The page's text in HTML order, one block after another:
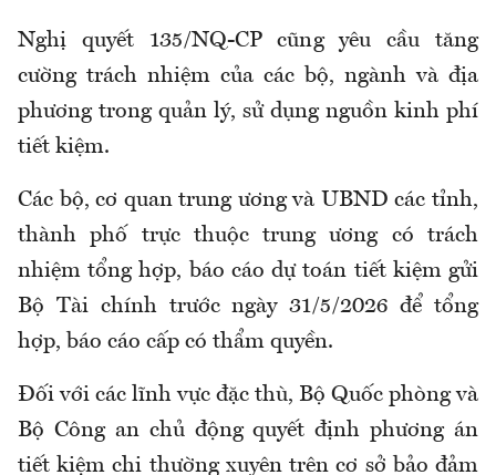
Nghị quyết 135/NQ-CP cũng yêu cầu tăng
cường trách nhiệm của các bộ, ngành và địa
phương trong quản lý, sử dụng nguồn kinh phí
tiết kiệm.
Các bộ, cơ quan trung ương và UBND các tỉnh,
thành phố trực thuộc trung ương có trách
nhiệm tổng hợp, báo cáo dự toán tiết kiệm gửi
Bộ Tài chính trước ngày 31/5/2026 để tổng
hợp, báo cáo cấp có thẩm quyền.
Đối với các lĩnh vực đặc thù, Bộ Quốc phòng và
Bộ Công an chủ động quyết định phương án
tiết kiệm chi thường xuyên trên cơ sở bảo đảm